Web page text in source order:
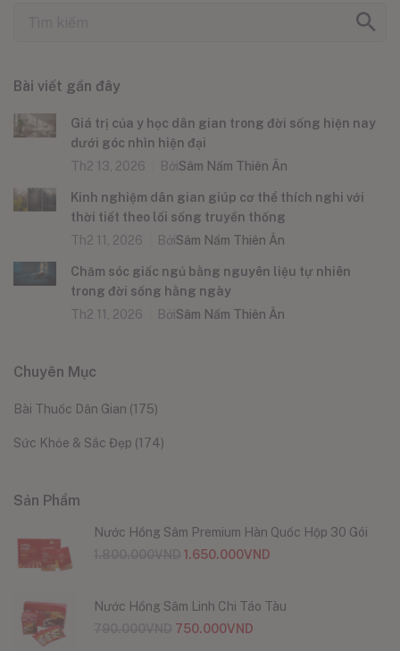
Bài viết gần đây
Giá trị của y học dân gian trong đời sống hiện nay
dưới góc nhìn hiện đại
Th2 13, 2026
BởiSâm Nấm Thiên Ân
Kinh nghiệm dân gian giúp cơ thể thích nghi với
thời tiết theo lối sống truyền thống
Th2 11, 2026
BởiSâm Nấm Thiên Ân
Chăm sóc giấc ngủ bằng nguyên liệu tự nhiên
trong đời sống hằng ngày
Th2 11, 2026
BởiSâm Nấm Thiên Ân
Chuyên Mục
Bài Thuốc Dân Gian (175)
Sức Khỏe & Sắc Đẹp (174)
Sản Phẩm
Nước Hồng Sâm Premium Hàn Quốc Hộp 30 Gói
1.650.000VND
Nước Hồng Sâm Linh Chi Táo Tàu
750.000VND